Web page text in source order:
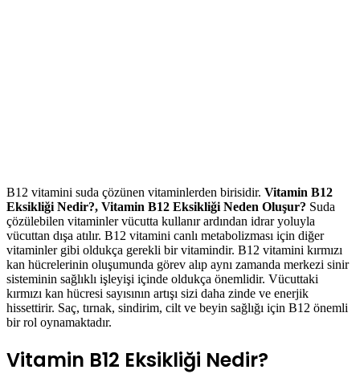
çözülebilen vitaminler vücutta kullanır ardından idrar yoluyla
vücuttan dışa atılır. B12 vitamini canlı metabolizması için diğer
vitaminler gibi oldukça gerekli bir vitamindir. B12 vitamini kırmızı
kan hücrelerinin oluşumunda görev alıp aynı zamanda merkezi sinir
sisteminin sağlıklı işleyişi içinde oldukça önemlidir. Vücuttaki
kırmızı kan hücresi sayısının artışı sizi daha zinde ve enerjik
hissettirir. Saç, tırnak, sindirim, cilt ve beyin sağlığı için B12 önemli
bir rol oynamaktadır.
Vitamin B12 Eksikliği Nedir?
B12 eksikliğinin tespiti için muayene ve kan testi şarttır çünkü B12